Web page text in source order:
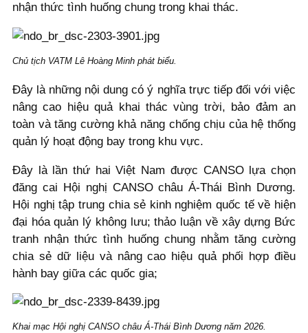
nhận thức tình huống chung trong khai thác.
Chủ tịch VATM Lê Hoàng Minh phát biểu.
Đây là những nội dung có ý nghĩa trực tiếp đối với việc
nâng cao hiệu quả khai thác vùng trời, bảo đảm an
toàn và tăng cường khả năng chống chịu của hệ thống
quản lý hoạt động bay trong khu vực.
Đây là lần thứ hai Việt Nam được CANSO lựa chọn
đăng cai Hội nghị CANSO châu Á-Thái Bình Dương.
Hội nghị tập trung chia sẻ kinh nghiệm quốc tế về hiện
đại hóa quản lý không lưu; thảo luận về xây dựng Bức
tranh nhận thức tình huống chung nhằm tăng cường
chia sẻ dữ liệu và nâng cao hiệu quả phối hợp điều
hành bay giữa các quốc gia;
Khai mạc Hội nghị CANSO châu Á-Thái Bình Dương năm 2026.